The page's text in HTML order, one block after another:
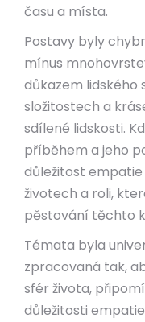
času a místa.
Postavy byly
mínus
důkazem lidského
složitostech a
sdílené lidskosti.
příběhem a jeho
důležitost
životech a roli,
pěstování těchto
Témata byla
zpracovaná tak,
sfér života,
důležitosti